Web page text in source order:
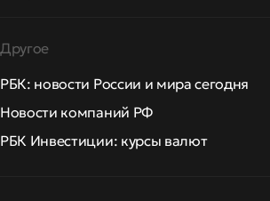
Другое
РБК: новости России и мира сегодня
Новости компаний РФ
РБК Инвестиции: курсы валют